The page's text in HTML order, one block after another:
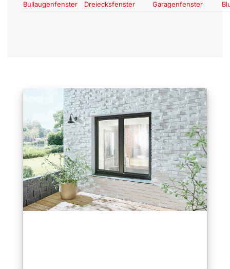
Bullaugenfenster
Dreiecksfenster Garagenfenster